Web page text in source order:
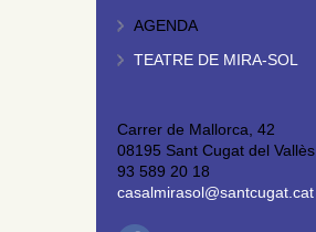
AGENDA
TEATRE DE MIRA-SOL
Carrer de Mallorca, 42
08195 Sant Cugat del Vallès
93 589 20 18
casalmirasol@santcugat.cat